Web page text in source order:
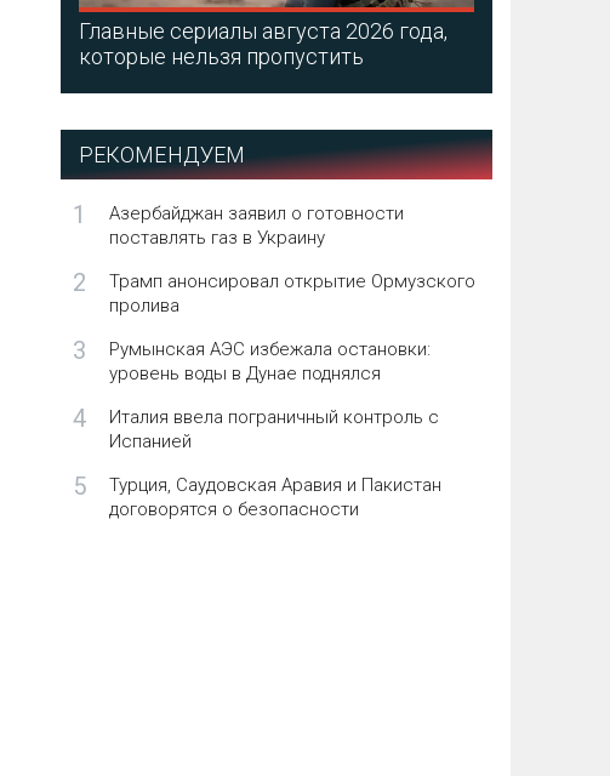
Главные сериалы августа 2026 года,
которые нельзя пропустить
РЕКОМЕНДУЕМ
1
Азербайджан заявил о готовности
поставлять газ в Украину
2
Трамп анонсировал открытие Ормузского
пролива
3
Румынская АЭС избежала остановки:
уровень воды в Дунае поднялся
4
Италия ввела пограничный контроль с
Испанией
5
Турция, Саудовская Аравия и Пакистан
договорятся о безопасности